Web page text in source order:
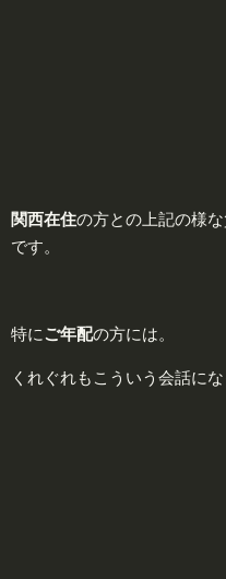
関西在住の方との上記の様
です。
特にご年配の方には。
くれぐれもこういう会話にな